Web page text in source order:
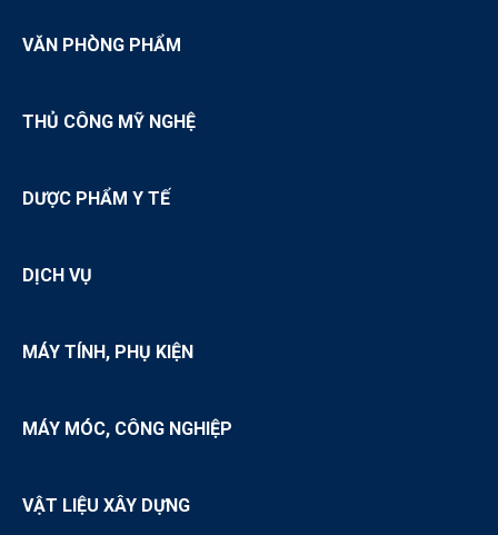
VĂN PHÒNG PHẨM
THỦ CÔNG MỸ NGHỆ
DƯỢC PHẨM Y TẾ
DỊCH VỤ
MÁY TÍNH, PHỤ KIỆN
MÁY MÓC, CÔNG NGHIỆP
VẬT LIỆU XÂY DỰNG